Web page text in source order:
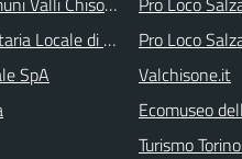
Locale di Collegno e
SpA
Pro Loco
Valchisone.it
Ecomuseo
Turismo